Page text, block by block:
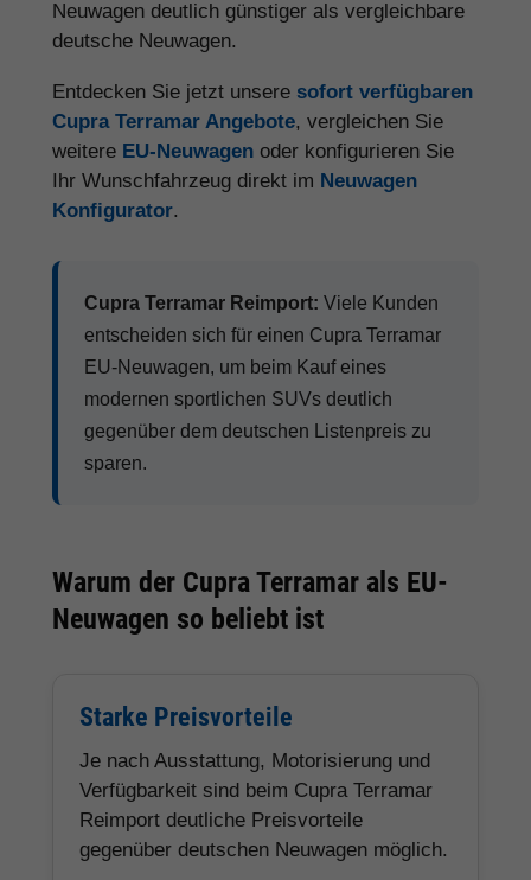
Neuwagen deutlich günstiger als vergleichbare
deutsche Neuwagen.
Entdecken Sie jetzt unsere sofort verfügbaren
Cupra Terramar Angebote, vergleichen Sie
weitere EU-Neuwagen oder konfigurieren Sie
Ihr Wunschfahrzeug direkt im Neuwagen
Konfigurator.
Cupra Terramar Reimport: Viele Kunden
entscheiden sich für einen Cupra Terramar
EU-Neuwagen, um beim Kauf eines
modernen sportlichen SUVs deutlich
gegenüber dem deutschen Listenpreis zu
sparen.
Warum der Cupra Terramar als EU-
Neuwagen so beliebt ist
Starke Preisvorteile
Je nach Ausstattung, Motorisierung und
Verfügbarkeit sind beim Cupra Terramar
Reimport deutliche Preisvorteile
gegenüber deutschen Neuwagen möglich.